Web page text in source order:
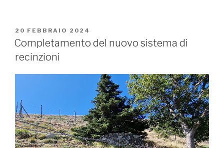
PUBBLICATO
IL
20 FEBBRAIO 2024
Completamento del nuovo sistema di
recinzioni